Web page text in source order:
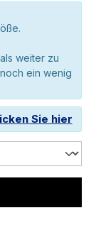
weiter zu
ein wenig
Sie hier
Wert